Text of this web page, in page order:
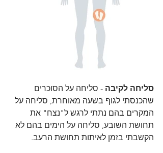
סליחה לקיבה - סליחה על הסוכרים
שהכנסתי לגוף בשעה מאוחרת, סליחה על
המקרים בהם נתתי לרגש ל"נצח" את
תחושת השובע, סליחה על הימים בהם לא
הקשבתי בזמן לאיתות תחושת הרעב.